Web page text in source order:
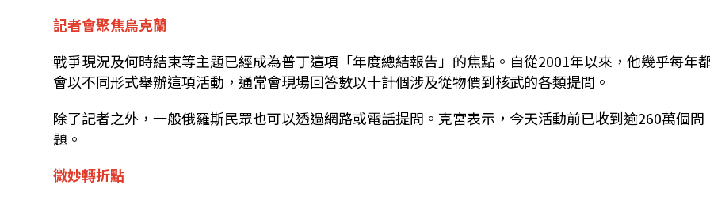
記者會聚焦烏克蘭
戰爭現況及何時結束等主題已經成為普丁這項「年度總結報告」的焦點。自從2001年以來，他幾乎每年
會以不同形式舉辦這項活動，通常會現場回答數以十計個涉及從物價到核武的各類提問。
除了記者之外，一般俄羅斯民眾也可以透過網路或電話提問。克宮表示，今天活動前已收到逾260萬個問
題。
微妙轉折點